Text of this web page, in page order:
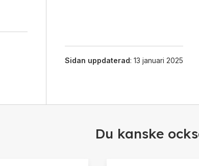
Sidan uppdaterad: 13 januari 2025
Du kanske